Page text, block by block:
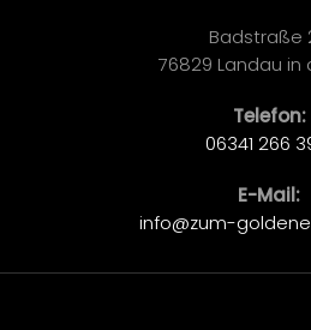
Badstraße
76829 Landau in
Telefon:
06341 266
E-Mail:
info@zum-